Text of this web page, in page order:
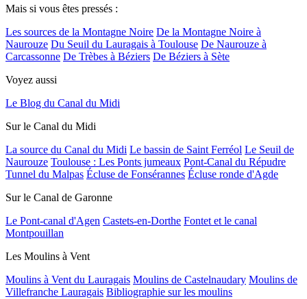
Mais si vous êtes pressés :
Les sources de la Montagne Noire De la Montagne Noire à
Naurouze Du Seuil du Lauragais à Toulouse De Naurouze à
Carcassonne De Trèbes à Béziers De Béziers à Sète
Voyez aussi
Le Blog du Canal du Midi
Sur le Canal du Midi
La source du Canal du Midi Le bassin de Saint Ferréol Le Seuil de
Naurouze Toulouse : Les Ponts jumeaux Pont-Canal du Répudre
Tunnel du Malpas Écluse de Fonsérannes Écluse ronde d'Agde
Sur le Canal de Garonne
Le Pont-canal d'Agen Castets-en-Dorthe Fontet et le canal
Montpouillan
Les Moulins à Vent
Moulins à Vent du Lauragais Moulins de Castelnaudary Moulins de
Villefranche Lauragais Bibliographie sur les moulins